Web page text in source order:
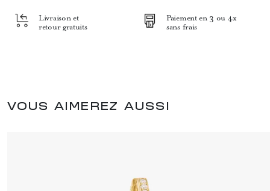
Livraison et
retour gratuits
Paiement en 3 ou 4x
sans frais
VOUS AIMEREZ AUSSI